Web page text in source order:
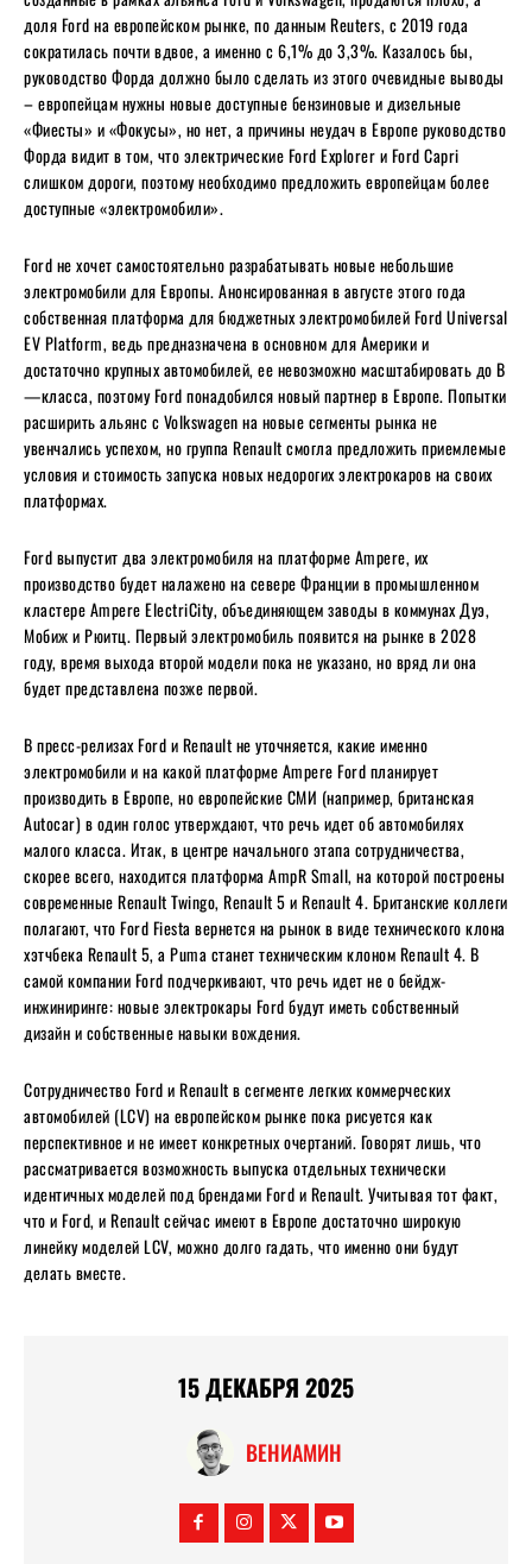
доля Ford на европейском рынке, по данным Reuters, с 2019 года
сократилась почти вдвое, а именно с 6,1% до 3,3%. Казалось бы,
руководство Форда должно было сделать из этого очевидные выводы
– европейцам нужны новые доступные бензиновые и дизельные
«Фиесты» и «Фокусы», но нет, а причины неудач в Европе руководство
Форда видит в том, что электрические Ford Explorer и Ford Capri
слишком дороги, поэтому необходимо предложить европейцам более
доступные «электромобили».
Ford не хочет самостоятельно разрабатывать новые небольшие
электромобили для Европы. Анонсированная в августе этого года
собственная платформа для бюджетных электромобилей Ford Universal
EV Platform, ведь предназначена в основном для Америки и
достаточно крупных автомобилей, ее невозможно масштабировать до B
—класса, поэтому Ford понадобился новый партнер в Европе. Попытки
расширить альянс с Volkswagen на новые сегменты рынка не
увенчались успехом, но группа Renault смогла предложить приемлемые
условия и стоимость запуска новых недорогих электрокаров на своих
платформах.
Ford выпустит два электромобиля на платформе Ampere, их
производство будет налажено на севере Франции в промышленном
кластере Ampere ElectriCity, объединяющем заводы в коммунах Дуэ,
Мобиж и Рюитц. Первый электромобиль появится на рынке в 2028
году, время выхода второй модели пока не указано, но вряд ли она
будет представлена ​​позже первой.
В пресс-релизах Ford и Renault не уточняется, какие именно
электромобили и на какой платформе Ampere Ford планирует
производить в Европе, но европейские СМИ (например, британская
Autocar) в один голос утверждают, что речь идет об автомобилях
малого класса. Итак, в центре начального этапа сотрудничества,
скорее всего, находится платформа AmpR Small, на которой построены
современные Renault Twingo, Renault 5 и Renault 4. Британские коллеги
полагают, что Ford Fiesta вернется на рынок в виде технического клона
хэтчбека Renault 5, а Puma станет техническим клоном Renault 4. В
самой компании Ford подчеркивают, что речь идет не о бейдж-
инжиниринге: новые электрокары Ford будут иметь собственный
дизайн и собственные навыки вождения.
Сотрудничество Ford и Renault в сегменте легких коммерческих
автомобилей (LCV) на европейском рынке пока рисуется как
перспективное и не имеет конкретных очертаний. Говорят лишь, что
рассматривается возможность выпуска отдельных технически
идентичных моделей под брендами Ford и Renault. Учитывая тот факт,
что и Ford, и Renault сейчас имеют в Европе достаточно широкую
линейку моделей LCV, можно долго гадать, что именно они будут
делать вместе.
15 ДЕКАБРЯ 2025
ВЕНИАМИН